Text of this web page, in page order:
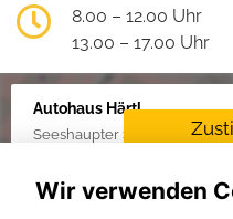
8.00 – 12.00 Uhr
13.00 – 17.00 Uhr
Autohaus Härtl
Seeshaupter Str. 48, 82377
Für die
Wir verwenden